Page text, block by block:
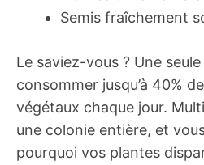
Semis fraîchement
Le saviez-vous ? Une
consommer jusqu’à 40%
végétaux chaque jour.
une colonie entière, et
pourquoi vos plantes